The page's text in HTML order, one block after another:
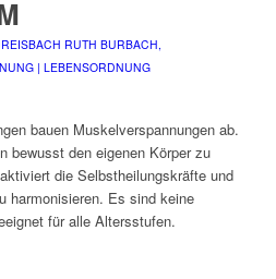
RUTH BURBACH,
| LEBENSORDNUNG
bauen Muskelverspannungen ab.
bewusst den eigenen Körper zu
die Selbstheilungskräfte und
harmonisieren. Es sind keine
für alle Altersstufen.